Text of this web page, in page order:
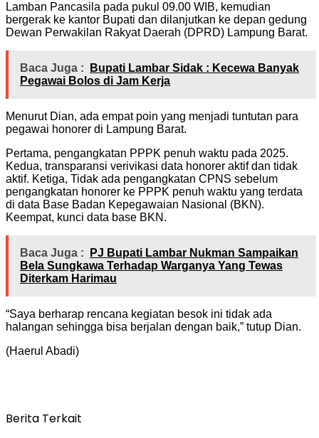
Lamban Pancasila pada pukul 09.00 WIB, kemudian
bergerak ke kantor Bupati dan dilanjutkan ke depan gedung
Dewan Perwakilan Rakyat Daerah (DPRD) Lampung Barat.
Baca Juga :
Bupati Lambar Sidak : Kecewa Banyak
Pegawai Bolos di Jam Kerja
Menurut Dian, ada empat poin yang menjadi tuntutan para
pegawai honorer di Lampung Barat.
Pertama, pengangkatan PPPK penuh waktu pada 2025.
Kedua, transparansi verivikasi data honorer aktif dan tidak
aktif. Ketiga, Tidak ada pengangkatan CPNS sebelum
pengangkatan honorer ke PPPK penuh waktu yang terdata
di data Base Badan Kepegawaian Nasional (BKN).
Keempat, kunci data base BKN.
Baca Juga :
PJ Bupati Lambar Nukman Sampaikan
Bela Sungkawa Terhadap Warganya Yang Tewas
Diterkam Harimau
“Saya berharap rencana kegiatan besok ini tidak ada
halangan sehingga bisa berjalan dengan baik,” tutup Dian.
(Haerul Abadi)
Berita Terkait